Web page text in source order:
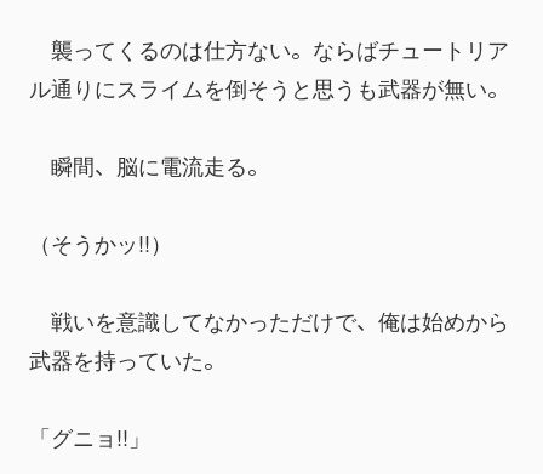
襲ってくるのは仕方ない。ならばチュートリア
ル通りにスライムを倒そうと思うも武器が無い。
瞬間、脳に電流走る。
（そうかッ!!）
戦いを意識してなかっただけで、俺は始めから
武器を持っていた。
「グニョ!!」